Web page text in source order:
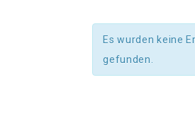
Es wurden keine
gefunden.